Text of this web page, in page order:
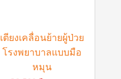
เตียงเคลื่อนย้ายผู้ป่วย
โรงพยาบาลแบบมือ
หมุน